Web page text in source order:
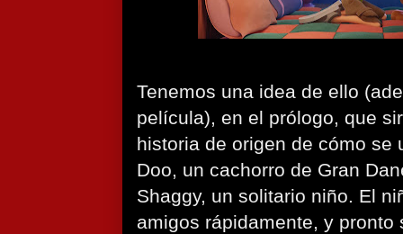
Tenemos una idea de ello
película), en el prólogo, que
historia de origen de cómo se
Doo, un cachorro de Gran
Shaggy, un solitario niño. El
amigos rápidamente, y pronto